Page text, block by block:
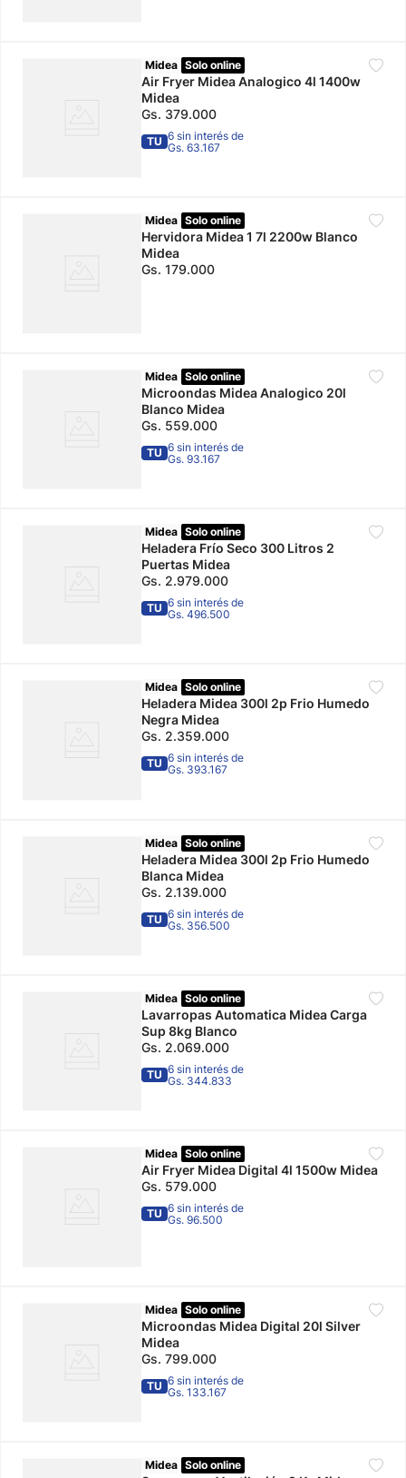
Midea Solo online
Air Fryer Midea Analogico 4l 1400w
Midea
Gs. 379.000
TU 6 sin interés de
Gs. 63.167
Midea Solo online
Hervidora Midea 1 7l 2200w Blanco
Midea
Gs. 179.000
Midea Solo online
Microondas Midea Analogico 20l
Blanco Midea
Gs. 559.000
TU 6 sin interés de
Gs. 93.167
Midea Solo online
Heladera Frío Seco 300 Litros 2
Puertas Midea
Gs. 2.979.000
TU 6 sin interés de
Gs. 496.500
Midea Solo online
Heladera Midea 300l 2p Frio Humedo
Negra Midea
Gs. 2.359.000
TU 6 sin interés de
Gs. 393.167
Midea Solo online
Heladera Midea 300l 2p Frio Humedo
Blanca Midea
Gs. 2.139.000
TU 6 sin interés de
Gs. 356.500
Midea Solo online
Lavarropas Automatica Midea Carga
Sup 8kg Blanco
Gs. 2.069.000
TU 6 sin interés de
Gs. 344.833
Midea Solo online
Air Fryer Midea Digital 4l 1500w Midea
Gs. 579.000
TU 6 sin interés de
Gs. 96.500
Midea Solo online
Microondas Midea Digital 20l Silver
Midea
Gs. 799.000
TU 6 sin interés de
Gs. 133.167
Midea Solo online